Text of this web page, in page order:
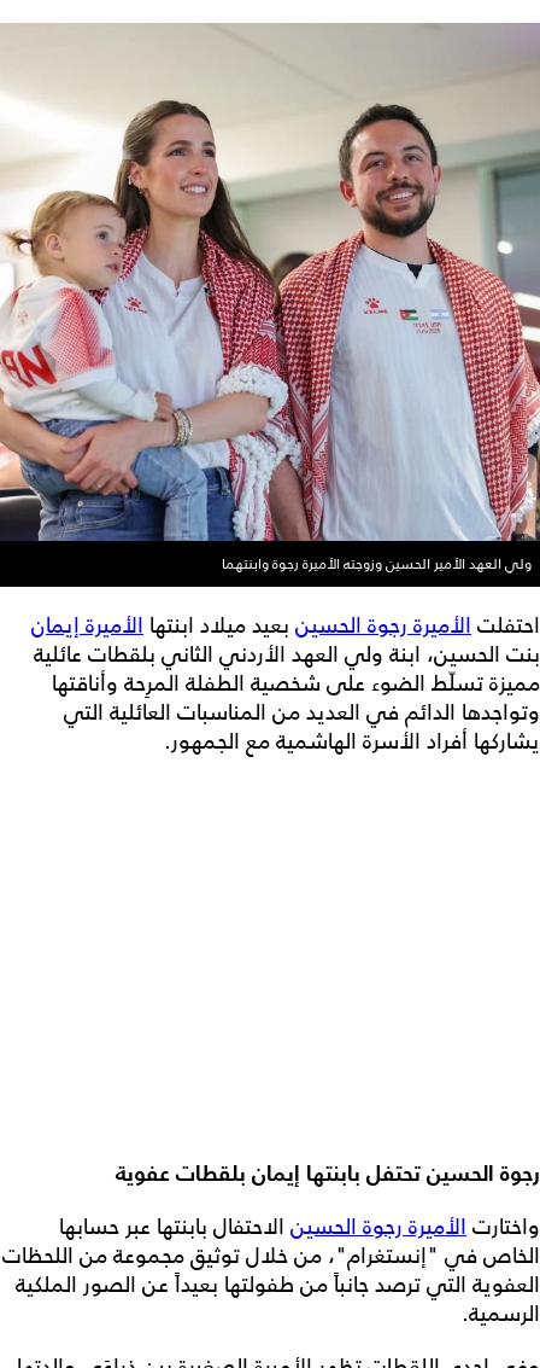
ولي العهد الأمير الحسين وزوجته الأميرة رجوة وابنتهما
احتفلت الأميرة رجوة الحسين بعيد ميلاد ابنتها الأميرة إيمان
بنت الحسين، ابنة ولي العهد الأردني الثاني بلقطات عائلية
مميزة تسلّط الضوء على شخصية الطفلة المرِحة وأناقتها
وتواجدها الدائم في العديد من المناسبات العائلية التي
يشاركها أفراد الأسرة الهاشمية مع الجمهور.
رجوة الحسين تحتفل بابنتها إيمان بلقطات عفوية
واختارت الأميرة رجوة الحسين الاحتفال بابنتها عبر حسابها
الخاص في "إنستغرام"، من خلال توثيق مجموعة من اللحظات
العفوية التي ترصد جانباً من طفولتها بعيداً عن الصور الملكية
الرسمية.